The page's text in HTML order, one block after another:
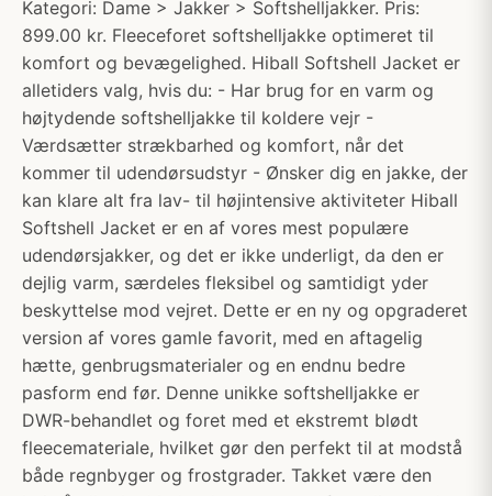
Kategori: Dame > Jakker > Softshelljakker. Pris:
899.00 kr. Fleeceforet softshelljakke optimeret til
komfort og bevægelighed. Hiball Softshell Jacket er
alletiders valg, hvis du: - Har brug for en varm og
højtydende softshelljakke til koldere vejr -
Værdsætter strækbarhed og komfort, når det
kommer til udendørsudstyr - Ønsker dig en jakke, der
kan klare alt fra lav- til højintensive aktiviteter Hiball
Softshell Jacket er en af vores mest populære
udendørsjakker, og det er ikke underligt, da den er
dejlig varm, særdeles fleksibel og samtidigt yder
beskyttelse mod vejret. Dette er en ny og opgraderet
version af vores gamle favorit, med en aftagelig
hætte, genbrugsmaterialer og en endnu bedre
pasform end før. Denne unikke softshelljakke er
DWR-behandlet og foret med et ekstremt blødt
fleecemateriale, hvilket gør den perfekt til at modstå
både regnbyger og frostgrader. Takket være den